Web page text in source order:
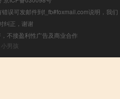
误可发邮件到f_fb#foxmail.com说明，我们
纠正，谢谢
不接盈利性广告及商业合作
小男孩